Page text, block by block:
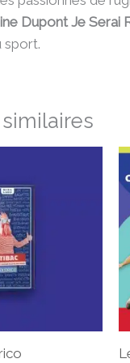
Dupont Je Serai
sport.